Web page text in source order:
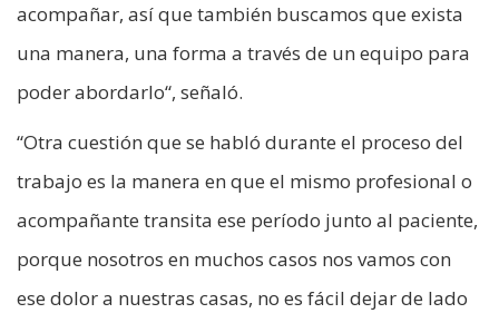
acompañar, así que también buscamos que exista
una manera, una forma a través de un equipo para
poder abordarlo“, señaló.
“Otra cuestión que se habló durante el proceso del
trabajo es la manera en que el mismo profesional o
acompañante transita ese período junto al paciente,
porque nosotros en muchos casos nos vamos con
ese dolor a nuestras casas, no es fácil dejar de lado